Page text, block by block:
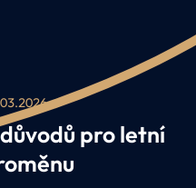
pro letní